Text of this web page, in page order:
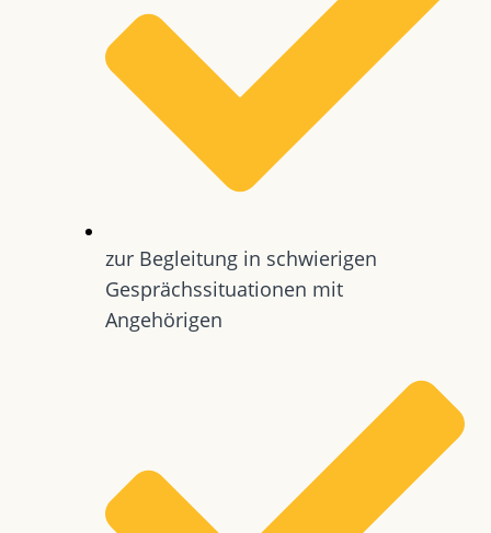
zur Begleitung in schwierigen
Gesprächssituationen mit
Angehörigen